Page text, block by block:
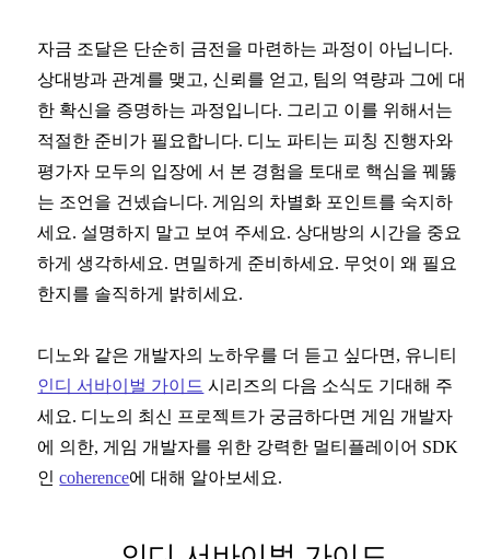
자금 조달은 단순히 금전을 마련하는 과정이 아닙니다.
상대방과 관계를 맺고, 신뢰를 얻고, 팀의 역량과 그에 대
한 확신을 증명하는 과정입니다. 그리고 이를 위해서는
적절한 준비가 필요합니다. 디노 파티는 피칭 진행자와
평가자 모두의 입장에 서 본 경험을 토대로 핵심을 꿰뚫
는 조언을 건넸습니다. 게임의 차별화 포인트를 숙지하
세요. 설명하지 말고 보여 주세요. 상대방의 시간을 중요
하게 생각하세요. 면밀하게 준비하세요. 무엇이 왜 필요
한지를 솔직하게 밝히세요.
디노와 같은 개발자의 노하우를 더 듣고 싶다면, 유니티
인디 서바이벌 가이드 시리즈의 다음 소식도 기대해 주
세요. 디노의 최신 프로젝트가 궁금하다면 게임 개발자
에 의한, 게임 개발자를 위한 강력한 멀티플레이어 SDK
인coherence에 대해 알아보세요.